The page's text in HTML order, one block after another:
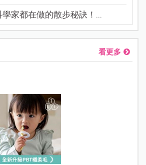
學家都在做的散步秘訣！...
看更多